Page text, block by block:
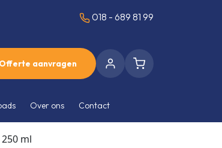
018 - 689 81 99
Offerte aanvragen
Over ons Contact
ml